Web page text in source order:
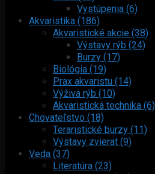
Vystúpenia (6)
Akvaristika (186)
Akvaristické akcie (38)
Výstavy rýb (24)
Burzy (17)
Biológia (19)
Prax akvaristu (14)
Výživa rýb (10)
Akvaristická technika (6)
Chovateľstvo (18)
Teraristické burzy (11)
Výstavy zvierat (9)
Veda (37)
Literatúra (23)